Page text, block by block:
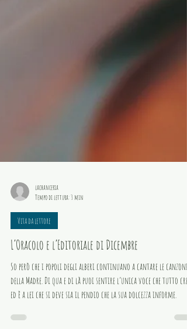
Tempo di lettura: 3 min
Vita da lettore
L’Oracolo e l’Editoriale di Dicembre
So però che i popoli degli alberi continuano a cantare le canzoni
ed è a lei che si deve sia il pendio che la sua dolcezza informe.